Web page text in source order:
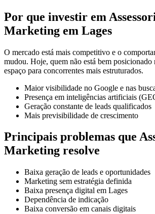
Por que investir em
Marketing em Lages
O mercado está mais competitivo e o
mudou. Hoje, quem não está bem
espaço para concorrentes mais estruturados.
Maior visibilidade no Google e nas
Presença em inteligências artificiais
Geração constante de leads qualificados
Mais previsibilidade de crescimento
Principais problemas que
Marketing resolve
Baixa geração de leads e oportunidades
Marketing sem estratégia definida
Baixa presença digital em Lages
Dependência de indicação
Baixa conversão em canais digitais